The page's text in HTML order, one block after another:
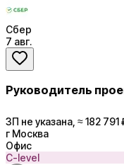
Сбер
7 авг.
Руководитель
ЗП не указана, ≈ 182 791
г Москва
Офис
C-level